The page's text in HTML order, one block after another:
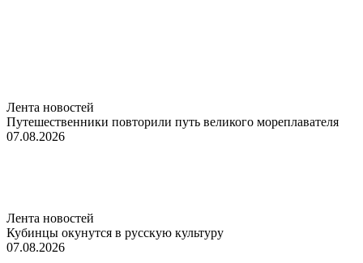
Лента новостей
Путешественники повторили путь великого мореплавателя
07.08.2026
Лента новостей
Кубинцы окунутся в русскую культуру
07.08.2026